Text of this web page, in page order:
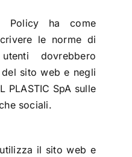
Policy ha come
le norme di
dovrebbero
del sito web e negli
PLASTIC SpA sulle
sociali.
utilizza il sito web e